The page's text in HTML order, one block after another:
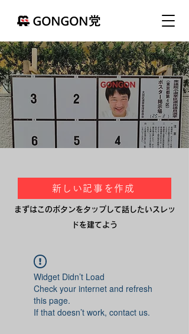
新しい記事を作成
まずはこのボタンをタップして話したいスレッ
ドを建てよう
Widget Didn’t Load
Check your internet and refresh
this page.
If that doesn’t work, contact us.